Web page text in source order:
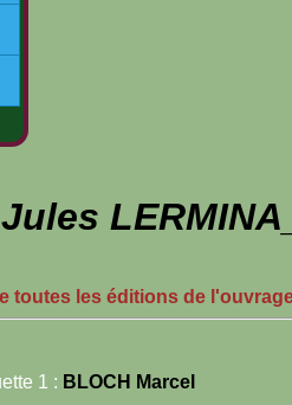
toutes les éditions de
1 : BLOCH Marcel